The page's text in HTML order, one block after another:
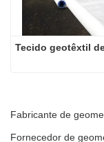
Tecido geotêxtil